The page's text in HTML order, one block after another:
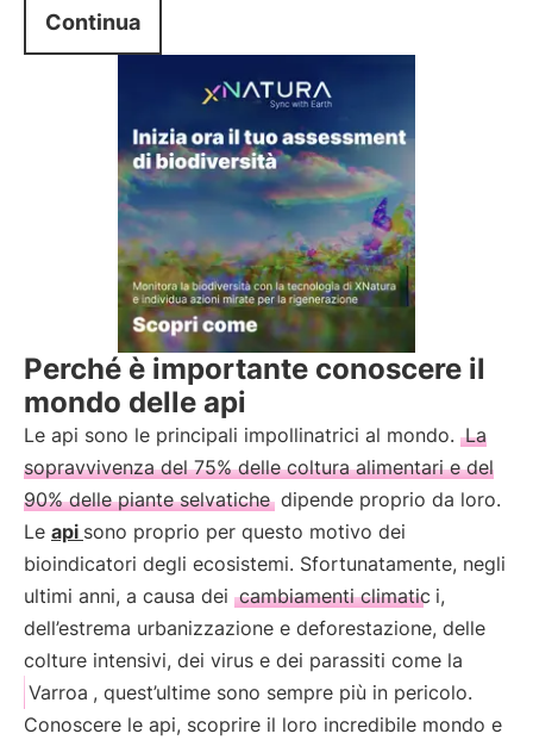
Continua
Perché è importante conoscere il
mondo delle api
Le api sono le principali impollinatrici al mondo. La
sopravvivenza del 75% delle coltura alimentari e del
90% delle piante selvatiche dipende proprio da loro.
Le api sono proprio per questo motivo dei
bioindicatori degli ecosistemi. Sfortunatamente, negli
ultimi anni, a causa dei cambiamenti climatic i,
dell’estrema urbanizzazione e deforestazione, delle
colture intensivi, dei virus e dei parassiti come la
Varroa , quest’ultime sono sempre più in pericolo.
Conoscere le api, scoprire il loro incredibile mondo e